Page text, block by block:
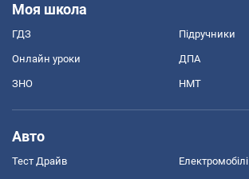
Моя школа
ГДЗ Підручники
Онлайн уроки ДПА
ЗНО НМТ
Авто
Тест Драйв Електромобілі